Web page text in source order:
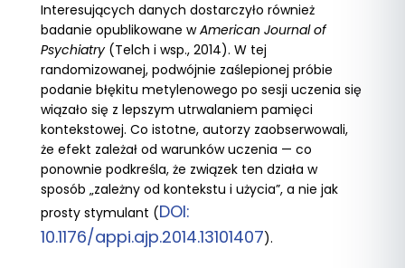
Interesujących danych dostarczyło również
badanie opublikowane wAmerican Journal of
Psychiatry(Telch i wsp., 2014). W tej
randomizowanej, podwójnie zaślepionej próbie
podanie błękitu metylenowego po sesji uczenia się
wiązało się z lepszym utrwalaniem pamięci
kontekstowej. Co istotne, autorzy zaobserwowali,
że efekt zależał od warunków uczenia — co
ponownie podkreśla, że związek ten działa w
sposób „zależny od kontekstu i użycia”, a nie jak
prosty stymulant (DOI:
10.1176/appi.ajp.2014.13101407).